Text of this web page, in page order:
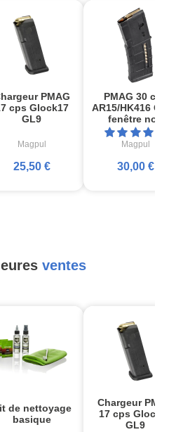
PMAG
cps Glock17
GL9
Magpul
25,50 €
PMAG 30 cps
AR15/HK416
fenêtre noir
Magpul
30,00 €
ventes
de nettoyage
basique
Chargeur
17 cps
GL9